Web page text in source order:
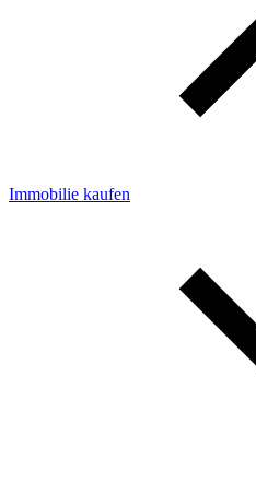
Immobilie kaufen